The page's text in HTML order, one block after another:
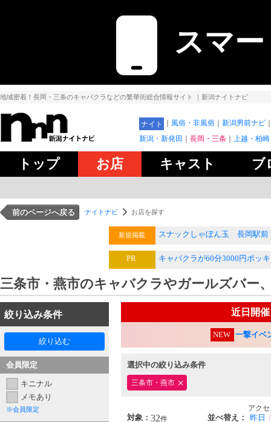
スマ
地域密着！長岡・三条のキャバクラなどの繁華街総合情報サイト ｜新潟ナイトナビ
ナイト 風俗・非風俗
新潟男前ナビ
新潟・新発田
長岡・三条 上越・柏
トップ お店 キャスト ブ
前のページへ戻る ナイトナビ お店を探す
新規掲載 スナックしゃぼん玉 長岡駅
PR キャバクラが60分3000円ポッ
三条市・燕市のキャバクラやガールズバー
近日開
NEW 一撃イベ
選択中の絞り込み条件
三条市・燕市
対象： 32件 並べ替え：
アク
昨日
絞り込み条件
絞り込む
会員限定
キニナル
メモあり
※会員限定